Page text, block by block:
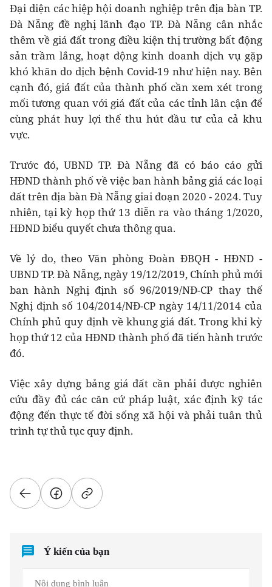
Đại diện các hiệp hội doanh nghiệp trên địa bàn TP.
Đà Nẵng đề nghị lãnh đạo TP. Đà Nẵng cân nhắc
thêm về giá đất trong điều kiện thị trường bất động
sản trầm lắng, hoạt động kinh doanh dịch vụ gặp
khó khăn do dịch bệnh Covid-19 như hiện nay. Bên
cạnh đó, giá đất của thành phố cần xem xét trong
mối tương quan với giá đất của các tỉnh lân cận để
cùng phát huy lợi thế thu hút đầu tư của cả khu
vực.
Trước đó, UBND TP. Đà Nẵng đã có báo cáo gửi
HĐND thành phố về việc ban hành bảng giá các loại
đất trên địa bàn Đà Nẵng giai đoạn 2020 - 2024. Tuy
nhiên, tại kỳ họp thứ 13 diễn ra vào tháng 1/2020,
HĐND biểu quyết chưa thông qua.
Về lý do, theo Văn phòng Đoàn ĐBQH - HĐND -
UBND TP. Đà Nẵng, ngày 19/12/2019, Chính phủ mới
ban hành Nghị định số 96/2019/NĐ-CP thay thế
Nghị định số 104/2014/NĐ-CP ngày 14/11/2014 của
Chính phủ quy định về khung giá đất. Trong khi kỳ
họp thứ 12 của HĐND thành phố đã tiến hành trước
đó.
Việc xây dựng bảng giá đất cần phải được nghiên
cứu đầy đủ các căn cứ pháp luật, xác định kỹ tác
động đến thực tế đời sống xã hội và phải tuân thủ
trình tự thủ tục quy định.
Ý kiến của bạn